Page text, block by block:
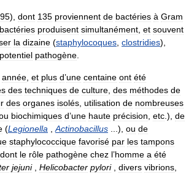
), dont 135 proviennent de bactéries à Gram
bactéries produisent simultanément et souvent
la dizaine (staphylocoques clostridies),
potentiel pathogène
année et plus d’une centaine ont été
des techniques de culture des méthodes de
des organes isolés utilisation de nombreuses
biochimiques d’une haute précision etc .), de
(Legionella Actinobacillus ...), ou de
staphylococcique favorisé par les tampons
dont le rôle pathogène chez l’homme a été
jejuni, Helicobacter pylori, divers vibrions